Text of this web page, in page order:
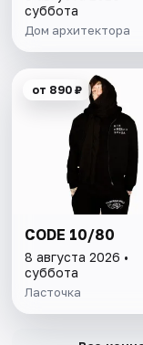
суббота
Дом архитектора
от 890 ₽
CODE 10/80
8 августа 2026 •
суббота
Ласточка